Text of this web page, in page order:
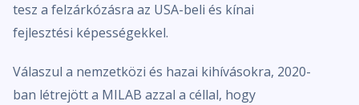
tesz a felzárkózásra az USA-beli és kínai
fejlesztési képességekkel.
Válaszul a nemzetközi és hazai kihívásokra, 2020-
ban létrejött a MILAB azzal a céllal, hogy